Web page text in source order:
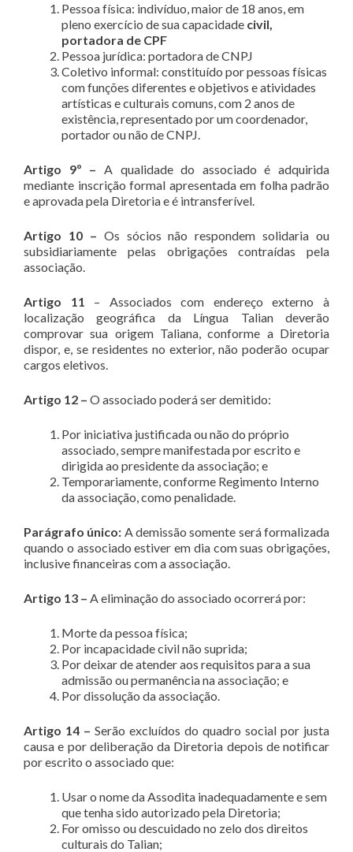
Pessoa física: indivíduo, maior de 18 anos, em
pleno exercício de sua capacidade civil,
portadora de CPF
Pessoa jurídica: portadora de CNPJ
Coletivo informal: constituído por pessoas físicas
com funções diferentes e objetivos e atividades
artísticas e culturais comuns, com 2 anos de
existência, representado por um coordenador,
portador ou não de CNPJ.
Artigo 9º – A qualidade do associado é adquirida
mediante inscrição formal apresentada em folha padrão
e aprovada pela Diretoria e é intransferível.
Artigo 10 – Os sócios não respondem solidaria ou
subsidiariamente pelas obrigações contraídas pela
associação.
Artigo 11 – Associados com endereço externo à
localização geográfica da Língua Talian deverão
comprovar sua origem Taliana, conforme a Diretoria
dispor, e, se residentes no exterior, não poderão ocupar
cargos eletivos.
Artigo 12 – O associado poderá ser demitido:
Por iniciativa justificada ou não do próprio
associado, sempre manifestada por escrito e
dirigida ao presidente da associação; e
Temporariamente, conforme Regimento Interno
da associação, como penalidade.
Parágrafo único: A demissão somente será formalizada
quando o associado estiver em dia com suas obrigações,
inclusive financeiras com a associação.
Artigo 13 – A eliminação do associado ocorrerá por:
Morte da pessoa física;
Por incapacidade civil não suprida;
Por deixar de atender aos requisitos para a sua
admissão ou permanência na associação; e
Por dissolução da associação.
Artigo 14 – Serão excluídos do quadro social por justa
causa e por deliberação da Diretoria depois de notificar
por escrito o associado que:
Usar o nome da Assodita inadequadamente e sem
que tenha sido autorizado pela Diretoria;
For omisso ou descuidado no zelo dos direitos
culturais do Talian;